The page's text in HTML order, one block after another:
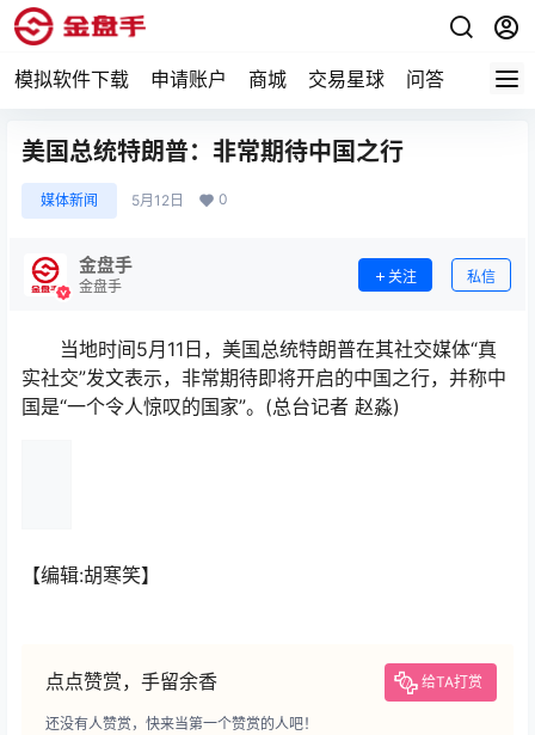
模拟软件下载 申请账户 商城 交易星球 问答 专题
美国总统特朗普：非常期待中国之行
媒体新闻 5月12日 0
金盘手
金盘手
关注 私信
当地时间5月11日，美国总统特朗普在其社交媒体“真
实社交”发文表示，非常期待即将开启的中国之行，并称中
国是“一个令人惊叹的国家”。(总台记者 赵淼)
【编辑:胡寒笑】
点点赞赏，手留余香 给TA打赏
还没有人赞赏，快来当第一个赞赏的人吧！